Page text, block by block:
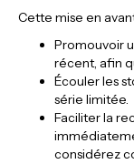
Cette mise en
Promouvoir
récent, afin
Écouler les
série limitée.
Faciliter la
considérez